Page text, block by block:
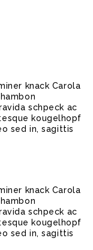
knack Carola
schpeck ac
kougelhopf
sed in, sagittis
knack Carola
schpeck ac
kougelhopf
sed in, sagittis